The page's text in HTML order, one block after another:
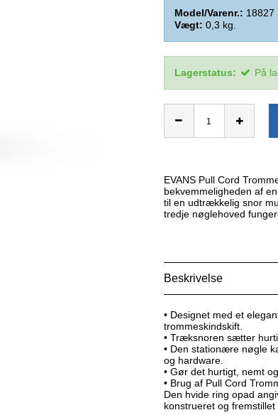
Model/Varenr.: 18827
Vægt: 0,3 kg.
Lagerstatus: På
EVANS Pull Cord
bekvemmeligheden af
til en udtrækkelig snor
tredje nøglehoved
Beskrivelse
• Designet med et
trommeskindskift.
• Træksnoren sætter
• Den stationære nøgle
og hardware.
• Gør det hurtigt, nemt
• Brug af Pull Cord
Den hvide ring opad
konstrueret og